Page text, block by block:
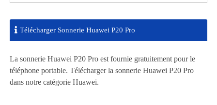
Télécharger Sonnerie Huawei P20 Pro
La sonnerie Huawei P20 Pro est fournie gratuitement pour le
téléphone portable. Télécharger la sonnerie Huawei P20 Pro
dans notre catégorie Huawei.